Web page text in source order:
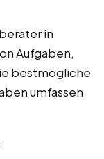
in
Aufgaben,
bestmögliche
umfassen